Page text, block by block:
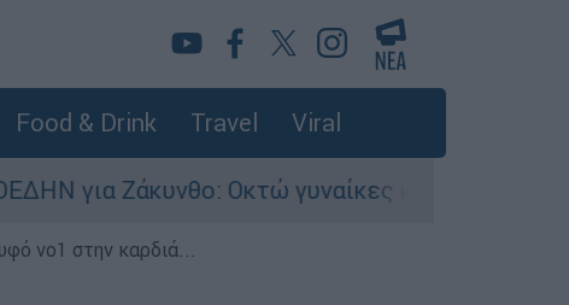
Food & Drink Travel Viral
Οκτώ γυναίκες κατήγγειλαν βιασμό σε 20
νο1 στην καρδιά...